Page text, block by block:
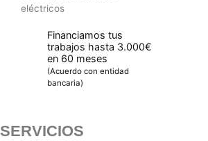
eléctricos
Financiamos tus
trabajos hasta 3.000€
en 60 meses
(Acuerdo con entidad
bancaria)
SERVICIOS